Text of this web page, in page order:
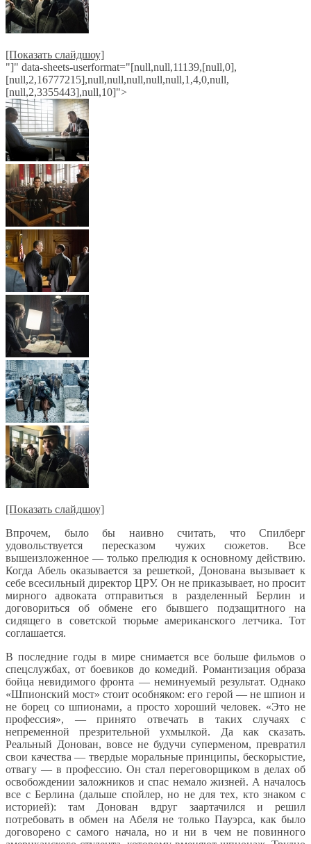
[Показать слайдшоу]
"]" data-sheets-userformat="[null,null,11139,[null,0],
[null,2,16777215],null,null,null,null,null,1,4,0,null,
[null,2,3355443],null,10]">
[Показать слайдшоу]
Впрочем, было бы наивно считать, что Спилберг
удовольствуется пересказом чужих сюжетов. Все
вышеизложенное — только прелюдия к основному действию.
Когда Абель оказывается за решеткой, Донована вызывает к
себе всесильный директор ЦРУ. Он не приказывает, но просит
мирного адвоката отправиться в разделенный Берлин и
договориться об обмене его бывшего подзащитного на
сидящего в советской тюрьме американского летчика. Тот
соглашается.
В последние годы в мире снимается все больше фильмов о
спецслужбах, от боевиков до комедий. Романтизация образа
бойца невидимого фронта — неминуемый результат. Однако
«Шпионский мост» стоит особняком: его герой — не шпион и
не борец со шпионами, а просто хороший человек. «Это не
профессия», — принято отвечать в таких случаях с
непременной презрительной ухмылкой. Да как сказать.
Реальный Донован, вовсе не будучи суперменом, превратил
свои качества — твердые моральные принципы, бескорыстие,
отвагу — в профессию. Он стал переговорщиком в делах об
освобождении заложников и спас немало жизней. А началось
все с Берлина (дальше спойлер, но не для тех, кто знаком с
историей): там Донован вдруг заартачился и решил
потребовать в обмен на Абеля не только Пауэрса, как было
договорено с самого начала, но и ни в чем не повинного